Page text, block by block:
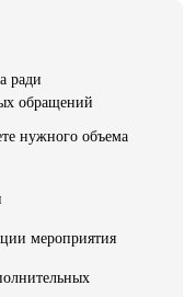
ради
обращений
нужного объема
мероприятия